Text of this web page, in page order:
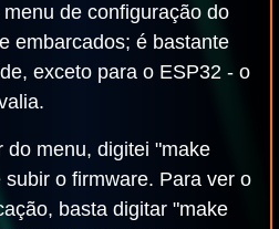
de configuração do
embarcados; é bastante
exceto para o ESP32 - o
do menu, digitei "make
o firmware. Para ver o
basta digitar "make